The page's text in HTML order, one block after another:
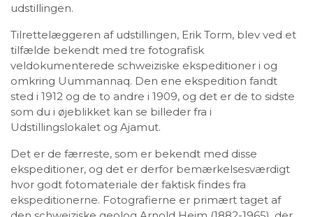
udstillingen.
Tilrettelæggeren af udstillingen, Erik Torm, blev ved et
tilfælde bekendt med tre fotografisk
veldokumenterede schweiziske ekspeditioner i og
omkring Uummannaq. Den ene ekspedition fandt
sted i 1912 og de to andre i 1909, og det er de to sidste
som du i øjeblikket kan se billeder fra i
Udstillingslokalet og Ajamut.
Det er de færreste, som er bekendt med disse
ekspeditioner, og det er derfor bemærkelsesværdigt
hvor godt fotomateriale der faktisk findes fra
ekspeditionerne. Fotografierne er primært taget af